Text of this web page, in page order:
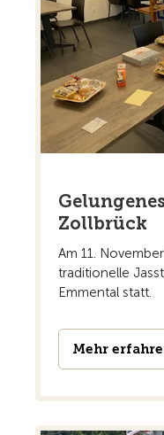
Zollbrück
Am 11.
traditionelle
Emmental statt.
Mehr